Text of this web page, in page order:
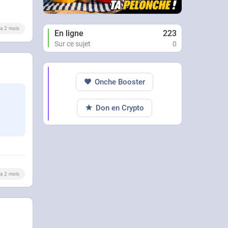
2 mois
2 mois
En ligne 223
Sur ce sujet 0
Onche Booster
Don en Crypto